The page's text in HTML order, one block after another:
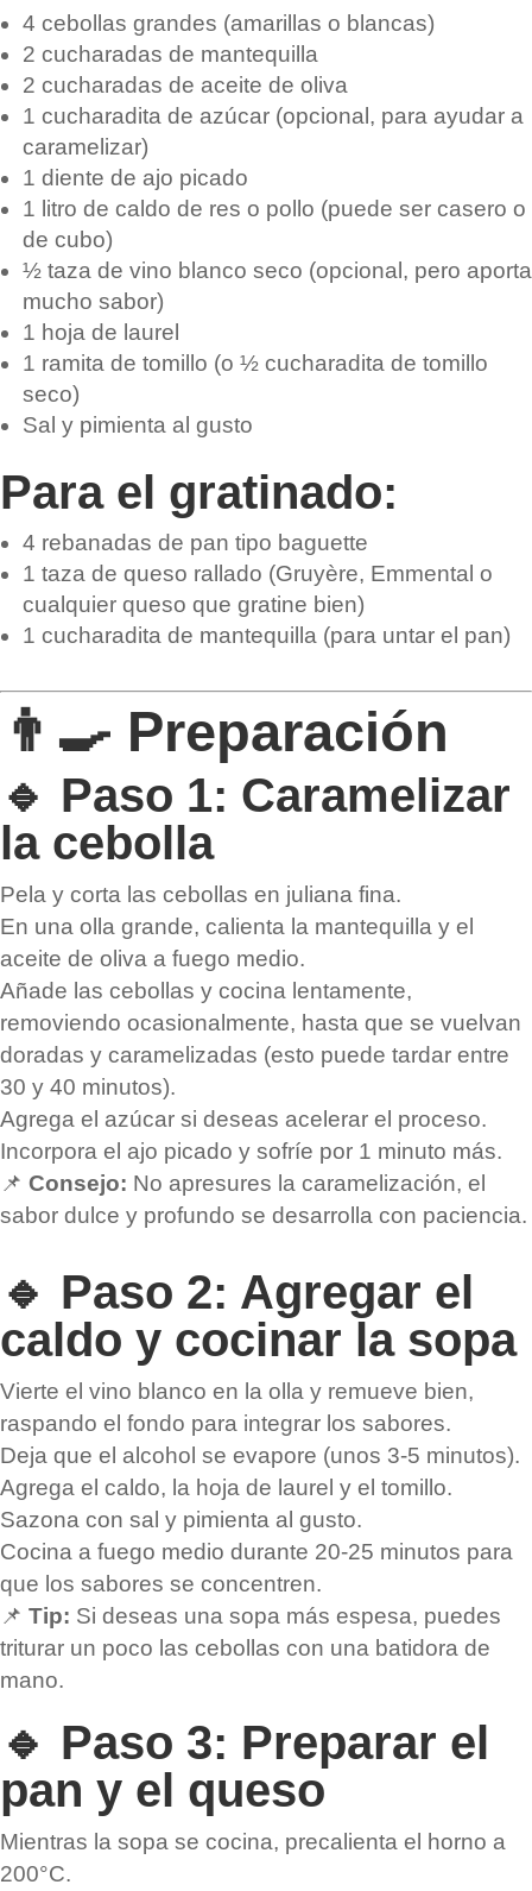
4 cebollas grandes (amarillas o blancas)
2 cucharadas de mantequilla
2 cucharadas de aceite de oliva
1 cucharadita de azúcar (opcional, para ayudar a
caramelizar)
1 diente de ajo picado
1 litro de caldo de res o pollo (puede ser casero o
de cubo)
½ taza de vino blanco seco (opcional, pero aporta
mucho sabor)
1 hoja de laurel
1 ramita de tomillo (o ½ cucharadita de tomillo
seco)
Sal y pimienta al gusto
Para el gratinado:
4 rebanadas de pan tipo baguette
1 taza de queso rallado (Gruyère, Emmental o
cualquier queso que gratine bien)
1 cucharadita de mantequilla (para untar el pan)
👨‍🍳 Preparación
🔹 Paso 1: Caramelizar
la cebolla
Pela y corta las cebollas en juliana fina.
En una olla grande, calienta la mantequilla y el
aceite de oliva a fuego medio.
Añade las cebollas y cocina lentamente,
removiendo ocasionalmente, hasta que se vuelvan
doradas y caramelizadas (esto puede tardar entre
30 y 40 minutos).
Agrega el azúcar si deseas acelerar el proceso.
Incorpora el ajo picado y sofríe por 1 minuto más.
📌 Consejo: No apresures la caramelización, el
sabor dulce y profundo se desarrolla con paciencia.
🔹 Paso 2: Agregar el
caldo y cocinar la sopa
Vierte el vino blanco en la olla y remueve bien,
raspando el fondo para integrar los sabores.
Deja que el alcohol se evapore (unos 3-5 minutos).
Agrega el caldo, la hoja de laurel y el tomillo.
Sazona con sal y pimienta al gusto.
Cocina a fuego medio durante 20-25 minutos para
que los sabores se concentren.
📌 Tip: Si deseas una sopa más espesa, puedes
triturar un poco las cebollas con una batidora de
mano.
🔹 Paso 3: Preparar el
pan y el queso
Mientras la sopa se cocina, precalienta el horno a
200°C.